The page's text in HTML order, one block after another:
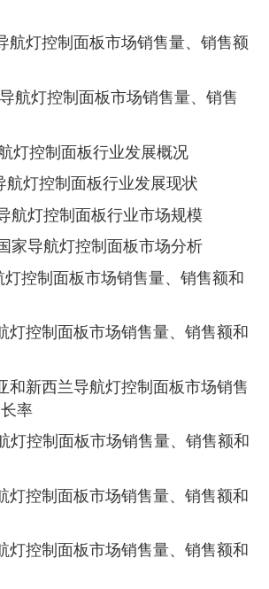
航灯控制面板市场销售量、销售额
航灯控制面板市场销售量、销售
灯控制面板行业发展概况
航灯控制面板行业发展现状
航灯控制面板行业市场规模
家导航灯控制面板市场分析
灯控制面板市场销售量、销售额和
灯控制面板市场销售量、销售额和
和新西兰导航灯控制面板市场销售
率
灯控制面板市场销售量、销售额和
灯控制面板市场销售量、销售额和
灯控制面板市场销售量、销售额和